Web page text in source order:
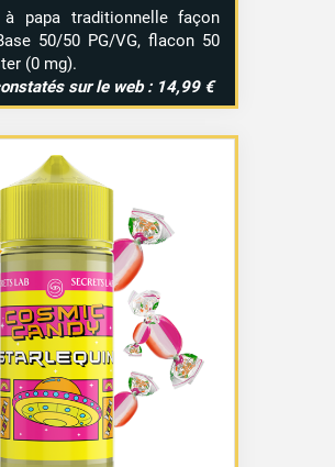
à papa traditionnelle façon
50/50 PG/VG, flacon 50
(0 mg).
sur le web : 14,99 €